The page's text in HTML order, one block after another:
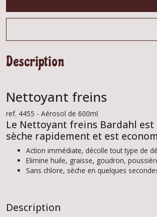
Description
Nettoyant freins
ref. 4455 - Aérosol de 600ml
Le Nettoyant freins Bardahl
sèche rapidement et est
Action immédiate, décolle tout type de
Elimine huile, graisse, goudron,
Sans chlore, sèche en quelques
Description